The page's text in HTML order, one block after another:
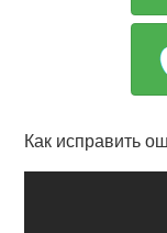
Как исправить